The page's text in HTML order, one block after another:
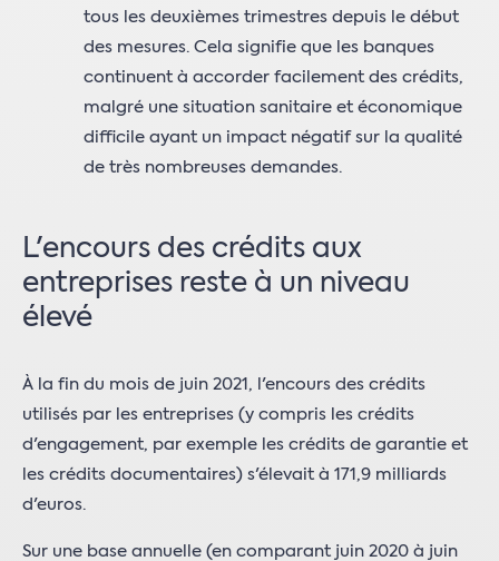
tous les deuxièmes trimestres depuis le début
des mesures. Cela signifie que les banques
continuent à accorder facilement des crédits,
malgré une situation sanitaire et économique
difficile ayant un impact négatif sur la qualité
de très nombreuses demandes.
L'encours des crédits aux
entreprises reste à un niveau
élevé
À la fin du mois de juin 2021, l'encours des crédits
utilisés par les entreprises (y compris les crédits
d'engagement, par exemple les crédits de garantie et
les crédits documentaires) s'élevait à 171,9 milliards
d'euros.
Sur une base annuelle (en comparant juin 2020 à juin